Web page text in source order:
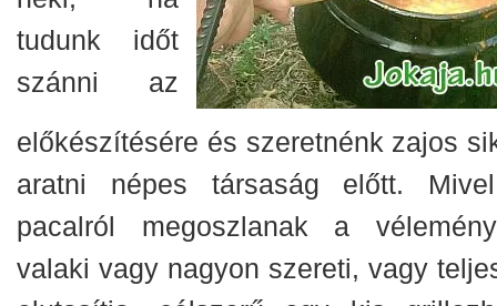
tudunk időt
szánni az
előkészítésére és szeretnénk zajos
aratni népes társaság előtt.
pacalról megoszlanak a
valaki vagy nagyon szereti, vagy